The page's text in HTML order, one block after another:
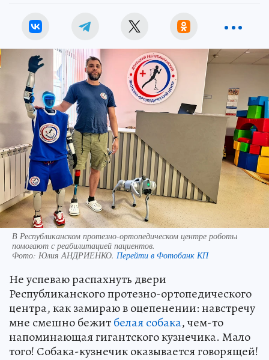
В Республиканском протезно-ортопедическом центре роботы
помогают с реабилитацией пациентов.
Фото: Юлия АНДРИЕНКО. Перейти в Фотобанк КП
Не успеваю распахнуть двери
Республиканского протезно-ортопедического
центра, как замираю в оцепенении: навстречу
мне смешно бежитбелая собака, чем-то
напоминающая гигантского кузнечика. Мало
того! Собака-кузнечик оказывается говорящей!